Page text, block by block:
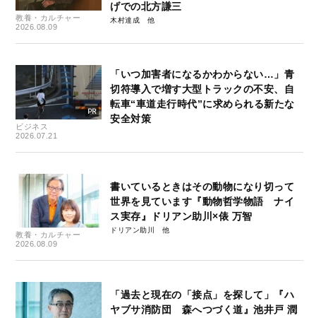
教養・カルチャー
2026.08.09
げでの北方謙三
木村達成
ビジネス
2026.07.21
「いつ加害者になるかわからない…」青
切符導入で増す大型トラックの不安、自
転車“車道走行時代”に求められる新たな
安全対策
教養・カルチャー
2026.08.09
書いているときはその動物になり切って
世界を見ています『動物哲学物語 ナイ
ス実存』ドリアン助川×俵 万智
ドリアン助川
「過去と現在の「接点」を探して」『ハ
ヤブサ消防団 森へつづく道』池井戸 潤